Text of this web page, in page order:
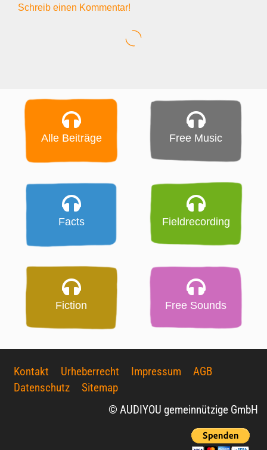
Schreib einen Kommentar!
Alle Beiträge Free Music
Facts Fieldrecording
Fiction Free Sounds
Kontakt Urheberrecht Impressum
AGB
Datenschutz
Sitemap
© AUDIYOU gemeinnützige GmbH